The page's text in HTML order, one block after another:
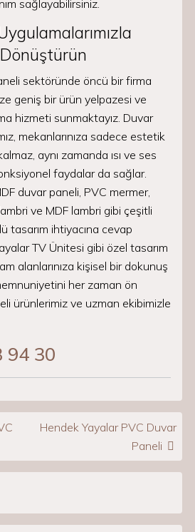
sağlayabilirsiniz.
Dönüştürün
sektöründe öncü bir firma
geniş bir ürün yelpazesi ve
hizmeti sunmaktayız. Duvar
mekanlarınıza sadece estetik
aynı zamanda ısı ve ses
faydalar da sağlar.
duvar paneli, PVC mermer,
ve MDF lambri gibi çeşitli
tasarım ihtiyacına cevap
TV Ünitesi gibi özel tasarım
alanlarınıza kişisel bir dokunuş
her zaman ön
ürünlerimiz ve uzman ekibimizle
94 30
Hendek Yayalar PVC Duvar
Paneli